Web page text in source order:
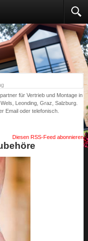
für Vertrieb und Montage in
Leonding, Graz, Salzburg.
Email oder telefonisch.
Diesen RSS-Feed abonnieren